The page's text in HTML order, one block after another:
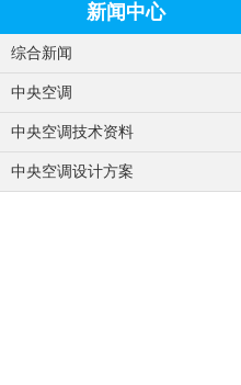
新闻中心
综合新闻
中央空调
中央空调技术资料
中央空调设计方案